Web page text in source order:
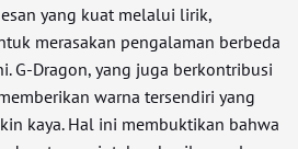
yang kuat melalui lirik,
merasakan pengalaman berbeda
G-Dragon, yang juga berkontribusi
warna tersendiri yang
kaya. Hal ini membuktikan bahwa